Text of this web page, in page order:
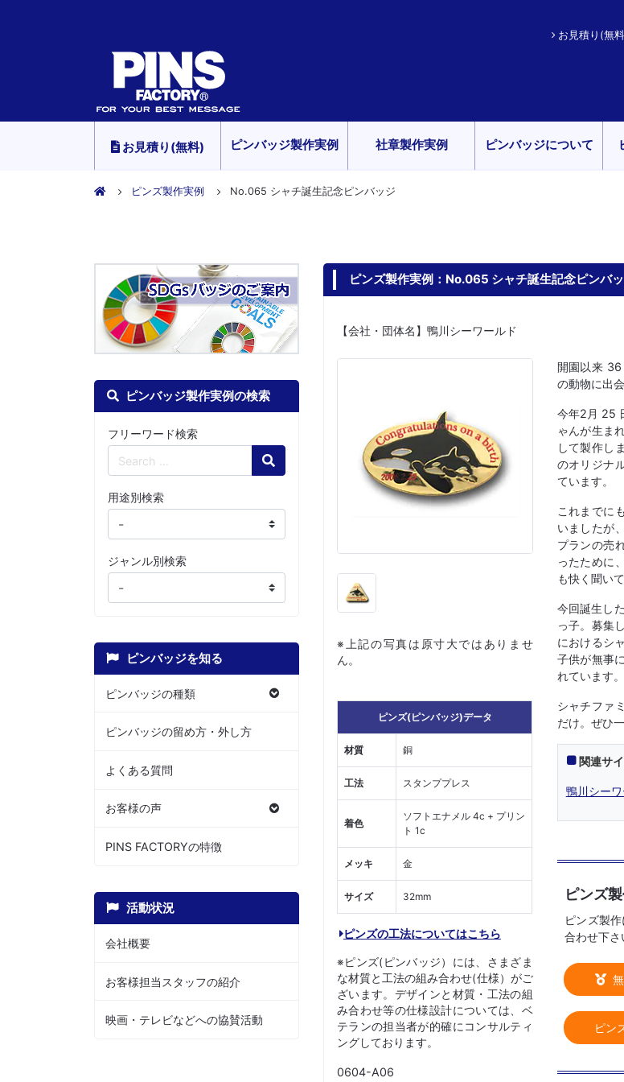
お見積り(無
お見積り(無料) ピンバッジ製作実例 社章製作実例 ピンバッジについて
ピンズ製作実例 No.065 シャチ誕生記念ピンバッジ
ピンバッジ製作実例の検索
フリーワード検索
Search
用途別検索
ジャンル別検索
ピンバッジを知る
ピンバッジの種類
ピンバッジの留め方・外し方
よくある質問
お客様の声
PINS FACTORYの特徴
活動状況
会社概要
お客様担当スタッフの紹介
映画・テレビなどへの協賛活動
ピンズ製作実例：No.065 シャチ誕生記念ピンバ
【会社・団体名】鴨川シーワールド
※上記の写真は原寸大ではありませ
ん。
ピンズ(ピンバッジ)データ
材質 銅
工法 スタンププレス
着色
ソフトエナメル 4c + プリン
ト 1c
メッキ 金
サイズ 32mm
ピンズの工法についてはこちら
※ピンズ(ピンバッジ）には、さまざま
な材質と工法の組み合わせ(仕様）がご
ざいます。デザインと材質・工法の組
み合わせ等の仕様設計については、ベ
テランの担当者が的確にコンサルティ
ングしております。
0604-A06
開園以来 36
の動物に出
今年2月 25
ゃんが生ま
して製作し
のオリジナ
ています。
これまでに
いましたが
プランの売
ったために
も快く聞い
今回誕生し
っ子。募集
におけるシ
子供が無事
れています。
シャチファ
だけ。ぜひ
関連サ
鴨川シー
ピンズ
ピンズ製
合わせ下さ
ピン